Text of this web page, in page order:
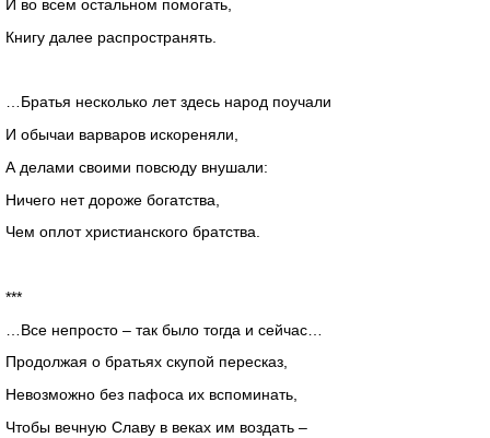
И во всем остальном помогать,
Книгу далее распространять.
…Братья несколько лет здесь народ поучали
И обычаи варваров искореняли,
А делами своими повсюду внушали:
Ничего нет дороже богатства,
Чем оплот христианского братства.
***
…Все непросто – так было тогда и сейчас…
Продолжая о братьях скупой пересказ,
Невозможно без пафоса их вспоминать,
Чтобы вечную Славу в веках им воздать –